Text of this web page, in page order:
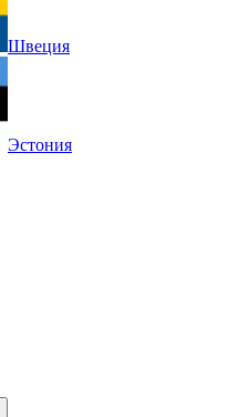
Швеция
Эстония